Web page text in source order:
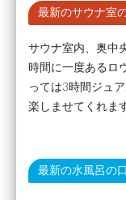
最新のサウナ室
サウナ室内、奥中
時間に一度あるロ
っては3時間ジュ
楽しませてくれま
最新の水風呂の